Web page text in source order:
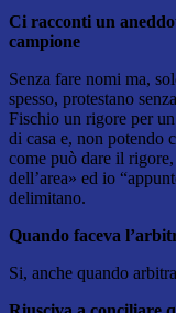
Ci racconti un
campione
Senza fare nomi ma,
spesso, protestano
Fischio un rigore per
di casa e, non potendo
come può dare il
dell’area» ed io
delimitano.
Quando faceva
Si, anche quando